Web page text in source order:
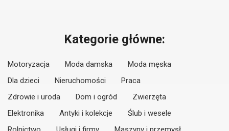
Kategorie główne:
Motoryzacja Moda damska
Moda męska
Dla dzieci
Nieruchomości
Praca
Zdrowie i uroda
Dom i ogród
Zwierzęta
Elektronika
Antyki i kolekcje
Ślub i wesele